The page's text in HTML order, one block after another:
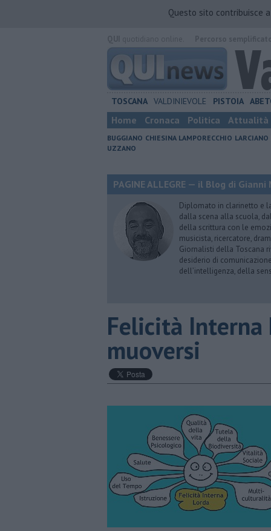
Questo sito contribuisce
TOSCANA VALDINIEVOLE PISTOIA
Home Cronaca Politica Attualità
BUGGIANO CHIESINA LAMPORECCHIO LARCIANO
UZZANO
PAGINE ALLEGRE — il Blog di Gianni
Diplomato in clarinetto e
dalla scena alla scuola,
della scrittura con le
musicista, ricercatore,
Giornalisti della Toscana
desiderio di
dell’intelligenza, della
​Felicità Interna
muoversi